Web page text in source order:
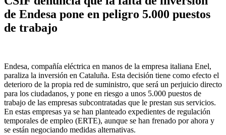
de Endesa pone en peligro 5.000 puestos
de trabajo
Endesa, compañía eléctrica en manos de la empresa italiana Enel,
paraliza la inversión en Cataluña. Esta decisión tiene como efecto el
deterioro de la propia red de suministro, que será un perjuicio directo
para los ciudadanos, y pone en riesgo a unos 5.000 puestos de
trabajo de las empresas subcontratadas que le prestan sus servicios.
En estas empresas ya se han planteado expedientes de regulación
temporales de empleo (ERTE), aunque se han frenado por ahora y
se están negociando medidas alternativas.